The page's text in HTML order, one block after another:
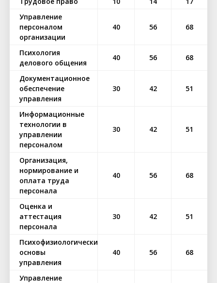
Управление
персоналом
организации
40 56 68
Психология
делового общения
40 56 68
Документационное
обеспечение
управления
30 42 51
Информационные
технологии в
управлении
персоналом
30 42 51
Организация,
нормирование и
оплата труда
персонала
40 56 68
Оценка и
аттестация
персонала
30 42 51
Психофизиологические
основы
управления
40 56 68
Управление